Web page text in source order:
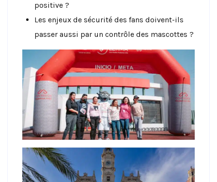
positive ?
Les enjeux de sécurité des fans doivent-ils
passer aussi par un contrôle des mascottes ?